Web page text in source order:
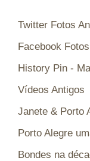
Twitter Fotos
Facebook
History Pin -
Vídeos Antigos
Janete & Porto
Porto Alegre
Bondes na